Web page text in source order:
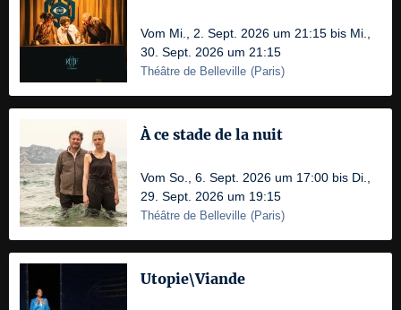
Vom Mi., 2. Sept. 2026 um 21:15 bis Mi.,
30. Sept. 2026 um 21:15
Théâtre de Belleville (Paris)
À ce stade de la nuit
Vom So., 6. Sept. 2026 um 17:00 bis Di.,
29. Sept. 2026 um 19:15
Théâtre de Belleville (Paris)
Utopie\Viande